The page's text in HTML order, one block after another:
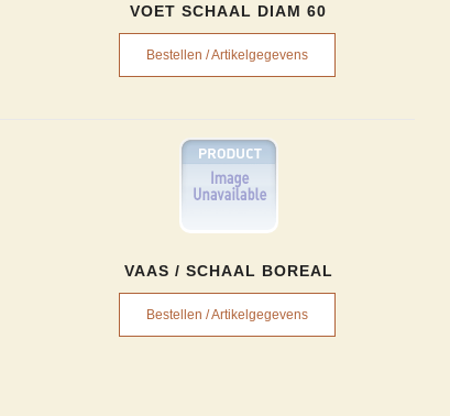
VOET SCHAAL DIAM 60
Bestellen / Artikelgegevens
VAAS / SCHAAL BOREAL
Bestellen / Artikelgegevens